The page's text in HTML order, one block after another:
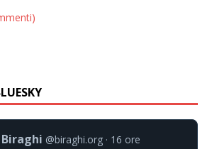
@biraghi.org 16 ore